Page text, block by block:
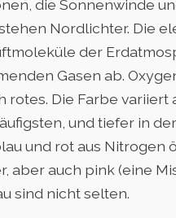
die Sonnenwinde
Nordlichter. Die
der
Gasen ab.
Die Farbe
und tiefer in
und rot aus Nitrogen
aber auch pink (eine
sind nicht selten.